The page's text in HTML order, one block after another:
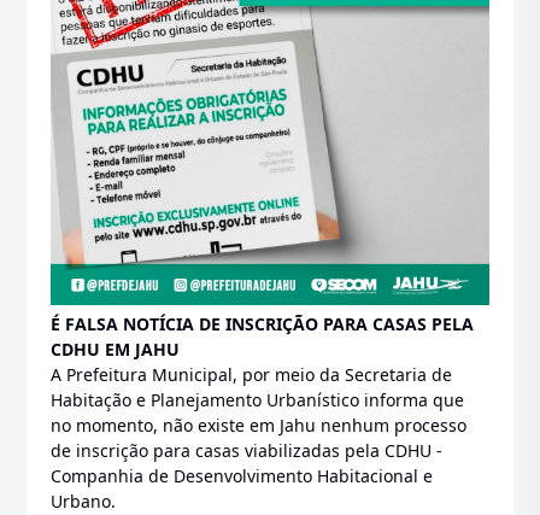
É FALSA NOTÍCIA DE INSCRIÇÃO PARA CASAS PELA
CDHU EM JAHU
A Prefeitura Municipal, por meio da Secretaria de
Habitação e Planejamento Urbanístico informa que
no momento, não existe em Jahu nenhum processo
de inscrição para casas viabilizadas pela CDHU -
Companhia de Desenvolvimento Habitacional e
Urbano.